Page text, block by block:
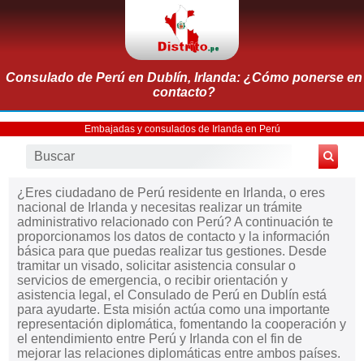
Consulado de Perú en Dublín, Irlanda: ¿Cómo ponerse en
contacto?
Embajadas y consulados de Irlanda en Perú
¿Eres ciudadano de Perú residente en Irlanda, o eres
nacional de Irlanda y necesitas realizar un trámite
administrativo relacionado con Perú? A continuación te
proporcionamos los datos de contacto y la información
básica para que puedas realizar tus gestiones. Desde
tramitar un visado, solicitar asistencia consular o
servicios de emergencia, o recibir orientación y
asistencia legal, el Consulado de Perú en Dublín está
para ayudarte. Esta misión actúa como una importante
representación diplomática, fomentando la cooperación y
el entendimiento entre Perú y Irlanda con el fin de
mejorar las relaciones diplomáticas entre ambos países.